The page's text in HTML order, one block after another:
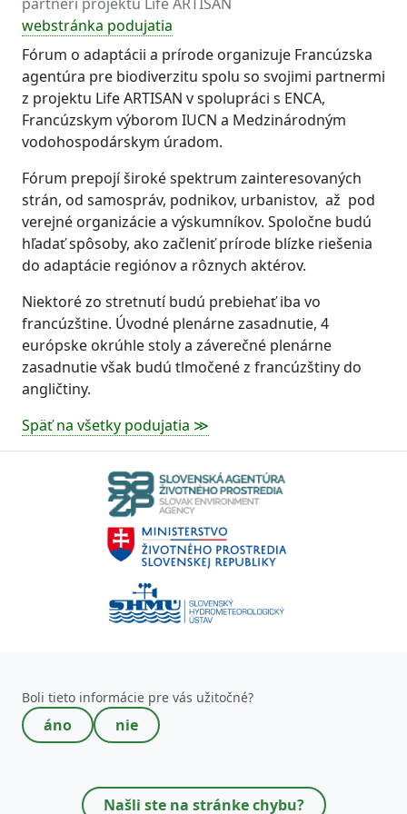
webstránka podujatia
Fórum o adaptácii a prírode organizuje Francúzska
agentúra pre biodiverzitu spolu so svojimi partnermi
z projektu Life ARTISAN v spolupráci s ENCA,
Francúzskym výborom IUCN a Medzinárodným
vodohospodárskym úradom.
Fórum prepojí široké spektrum zainteresovaných
strán, od samospráv, podnikov, urbanistov, až pod
verejné organizácie a výskumníkov. Spoločne budú
hľadať spôsoby, ako začleniť prírode blízke riešenia
do adaptácie regiónov a rôznych aktérov.
Niektoré zo stretnutí budú prebiehať iba vo
francúzštine. Úvodné plenárne zasadnutie, 4
európske okrúhle stoly a záverečné plenárne
zasadnutie však budú tlmočené z francúzštiny do
angličtiny.
Späť na všetky podujatia ≫
Boli tieto informácie pre vás užitočné?
áno nie
Toto pole nevypĺňajte!
Našli ste na stránke chybu?